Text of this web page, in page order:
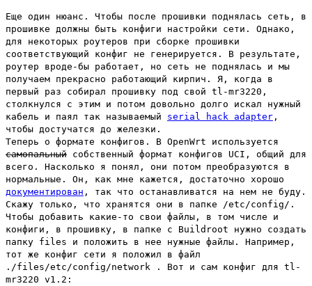
Еще один нюанс. Чтобы после прошивки поднялась сеть, в
прошивке должны быть конфиги настройки сети. Однако,
для некоторых роутеров при сборке прошивки
соответствующий конфиг не генерируется. В результате,
роутер вроде-бы работает, но сеть не поднялась и мы
получаем прекрасно работающий кирпич. Я, когда в
первый раз собирал прошивку под свой tl-mr3220,
столкнулся с этим и потом довольно долго искал нужный
кабель и паял так называемый serial hack adapter ,
чтобы достучатся до железки.
Теперь о формате конфигов. В OpenWrt используется
самопальный собственный формат конфигов UCI, общий для
всего. Насколько я понял, они потом преобразуются в
нормальные. Он, как мне кажется, достаточно хорошо
документирован , так что останавливатся на нем не буду.
Скажу только, что хранятся они в папке /etc/config/.
Чтобы добавить какие-то свои файлы, в том числе и
конфиги, в прошивку, в папке с Buildroot нужно создать
папку files и положить в нее нужные файлы. Например,
тот же конфиг сети я положил в файл
./files/etc/config/network . Вот и сам конфиг для tl-
mr3220 v1.2: